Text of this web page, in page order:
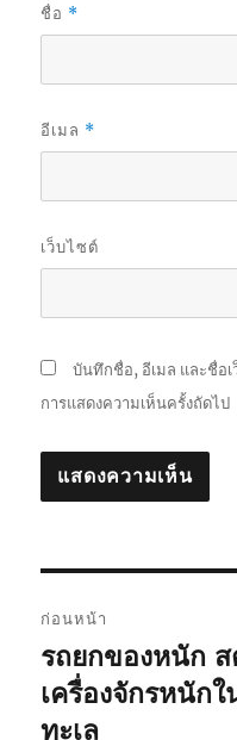
ชื่อ *
อีเมล *
เว็บไซต์
บันทึกชื่อ, อีเมล และชื่อ
การแสดงความเห็นครั้งถัดไป
เรื่อง
ก่อนหน้า
เรื่อง
ก่อน
หน้า:
รถยกของหนัก
เครื่องจักรหนัก
ทะเล